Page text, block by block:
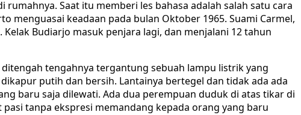
Saat itu memberi les bahasa adalah salah satu cara
menguasai keadaan pada bulan Oktober 1965. Suami Carmel,
Budiarjo masuk penjara lagi, dan menjalani 12 tahun
tengahnya tergantung sebuah lampu listrik yang
putih dan bersih. Lantainya bertegel dan tidak ada ada
baru saja dilewati. Ada dua perempuan duduk di atas tikar di
tanpa ekspresi memandang kepada orang yang baru